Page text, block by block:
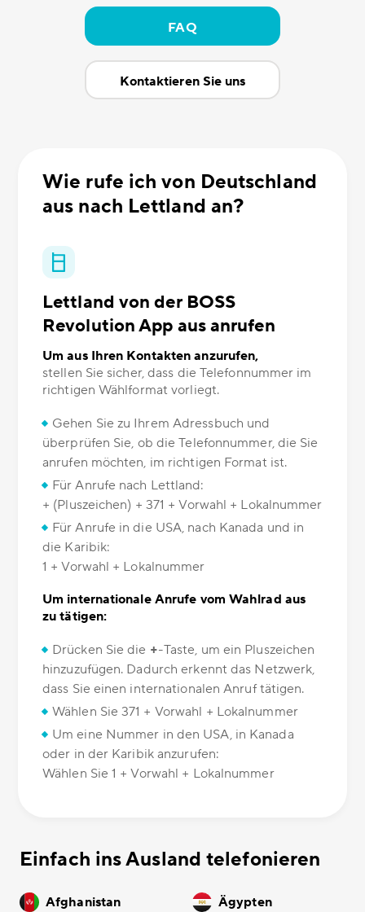
FAQ
Kontaktieren Sie uns
Wie rufe ich von Deutschland
aus nach Lettland an?
Lettland von der BOSS
Revolution App aus anrufen
Um aus Ihren Kontakten anzurufen,
stellen Sie sicher, dass die Telefonnummer im
richtigen Wählformat vorliegt.
Gehen Sie zu Ihrem Adressbuch und
überprüfen Sie, ob die Telefonnummer, die Sie
anrufen möchten, im richtigen Format ist.
Für Anrufe nach Lettland:
+ (Pluszeichen) + 371 + Vorwahl + Lokalnummer
Für Anrufe in die USA, nach Kanada und in
die Karibik:
1 + Vorwahl + Lokalnummer
Um internationale Anrufe vom Wahlrad aus
zu tätigen:
Drücken Sie die +-Taste, um ein Pluszeichen
hinzuzufügen. Dadurch erkennt das Netzwerk,
dass Sie einen internationalen Anruf tätigen.
Wählen Sie 371 + Vorwahl + Lokalnummer
Um eine Nummer in den USA, in Kanada
oder in der Karibik anzurufen:
Wählen Sie 1 + Vorwahl + Lokalnummer
Einfach ins Ausland telefonieren
Afghanistan Ägypten